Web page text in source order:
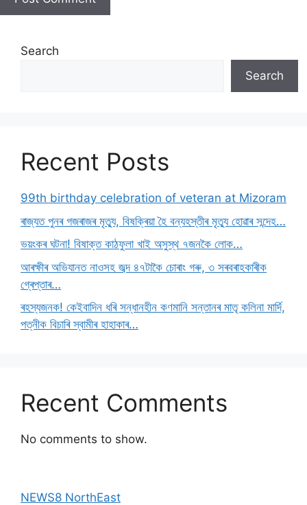
Search
Search
Recent Posts
99th birthday celebration of veteran at Mizoram
ৰাজ্যত পুনৰ গজৰাজৰ মৃত্যু, বিষক্ৰিয়া হৈ বন্যহস্তীৰ মৃত্যু হোৱাৰ সন্দেহ…
ভয়ংকৰ ঘটনা! বিষাক্ত কাঠফুলা খাই অসুস্থ ৭জনকৈ লোক…
আৰক্ষীৰ অভিযানত নাওসহ জব্দ ৪৭টাকৈ চোৰাং গৰু, ৩ সৰবৰাহকাৰীক
গ্ৰেপ্তাৰ…
ৰহস্যজনক! কেইবাদিন ধৰি সন্ধানহীন কণমানি সন্তানৰ মাতৃ কলিনা মাৰ্দি,
পত্নীক বিচাৰি স্বামীৰ হাহাকাৰ…
Recent Comments
No comments to show.
NEWS8 NorthEast